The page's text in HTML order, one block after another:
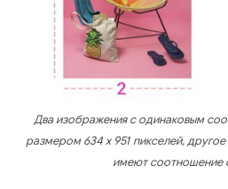
Два изображения с одинаковым
размером 634 x 951 пикселей,
имеют соотношение